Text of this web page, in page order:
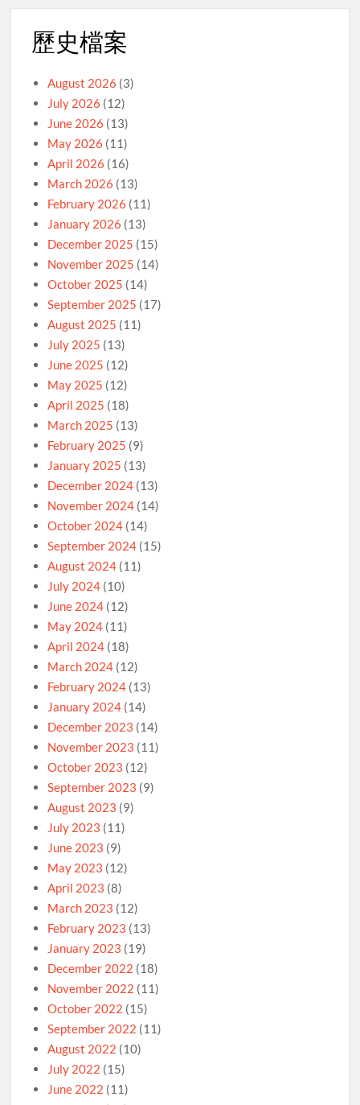
歷史檔案
August 2026 (3)
July 2026 (12)
June 2026 (13)
May 2026 (11)
April 2026 (16)
March 2026 (13)
February 2026 (11)
January 2026 (13)
December 2025 (15)
November 2025 (14)
October 2025 (14)
September 2025 (17)
August 2025 (11)
July 2025 (13)
June 2025 (12)
May 2025 (12)
April 2025 (18)
March 2025 (13)
February 2025 (9)
January 2025 (13)
December 2024 (13)
November 2024 (14)
October 2024 (14)
September 2024 (15)
August 2024 (11)
July 2024 (10)
June 2024 (12)
May 2024 (11)
April 2024 (18)
March 2024 (12)
February 2024 (13)
January 2024 (14)
December 2023 (14)
November 2023 (11)
October 2023 (12)
September 2023 (9)
August 2023 (9)
July 2023 (11)
June 2023 (9)
May 2023 (12)
April 2023 (8)
March 2023 (12)
February 2023 (13)
January 2023 (19)
December 2022 (18)
November 2022 (11)
October 2022 (15)
September 2022 (11)
August 2022 (10)
July 2022 (15)
June 2022 (11)